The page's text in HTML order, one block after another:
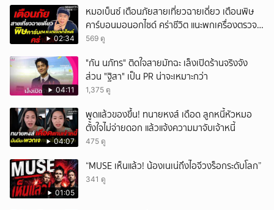
02:34
หมอเบ็นซ์ เตือนภัยสายเที่ยวฉายเดี่ยว เตือนพิษ
คาร์บอนมอนอกไซด์ คร่าชีวิต แนะพกเครื่องตรวจ
วัดติดตัว
569 ดู
04:11
"กัน นภัทร" ติดใจสายมัทฉะ เล็งเปิดร้านจริงจัง
ส่วน "ฐิสา" เป็น PR น่าจะเหมาะกว่า
1,375 ดู
04:07
พูดแล้วของขึ้น! ทนายหงส์ เดือด ลูกหนี้หัวหมอ
ตั้งใจไม่จ่ายดอก แล้วแจ้งความมาจับเจ้าหนี้
475 ดู
01:05
“MUSE เห็นแล้ว! น้องเนเน่ถึงไอจีวงร็อกระดับโลก”
341 ดู